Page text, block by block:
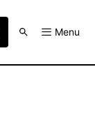
Menu